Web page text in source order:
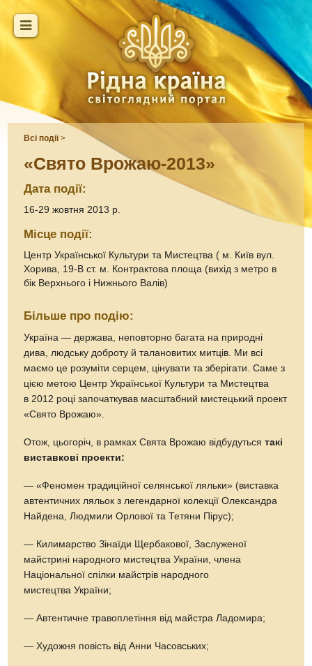
Всі події>
«Свято Врожаю-2013»
Дата події:
16-29 жовтня 2013 р.
Місце події:
Центр Української Культури та Мистецтва ( м. Київ вул.
Хорива, 19-В ст. м. Контрактова площа (вихід з метро в
бік Верхнього і Нижнього Валів)
Більше про подію:
Україна — держава, неповторно багата на природні
дива, людську доброту й талановитих митців. Ми всі
маємо це розуміти серцем, цінувати та зберігати. Саме з
цією метою Центр Української Культури та Мистецтва
в 2012 році започаткував масштабний мистецький проект
«Свято Врожаю».
Отож, цьогоріч, в рамках Свята Врожаю відбудутьсятакі
виставкові проекти:
— «Феномен традиційної селянської ляльки» (виставка
автентичних ляльок з легендарної колекції Олександра
Найдена, Людмили Орлової та Тетяни Пірус);
— Килимарство Зінаїди Щербакової, Заслуженої
майстрині народного мистецтва України, члена
Національної спілки майстрів народного
мистецтва України;
— Автентичне травоплетіння від майстра Ладомира;
— Художня повість від Анни Часовських;